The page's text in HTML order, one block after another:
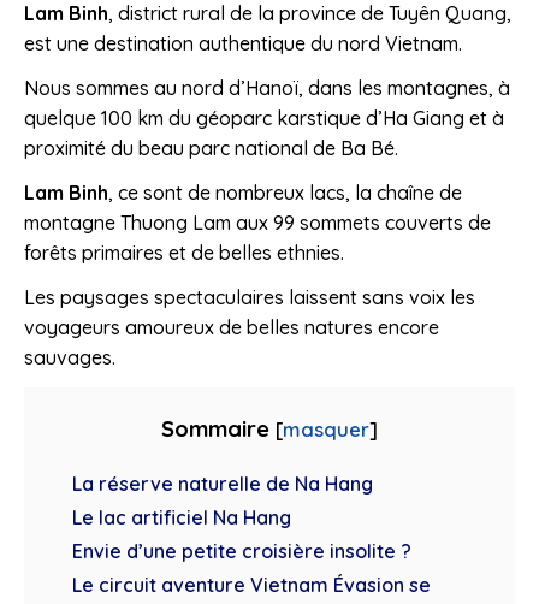
Lam Binh, district rural de la province de Tuyên Quang,
est une destination authentique du nord Vietnam.
Nous sommes au nord d’Hanoï, dans les montagnes, à
quelque 100 km du géoparc karstique d’Ha Giang et à
proximité du beau parc national de Ba Bé.
Lam Binh, ce sont de nombreux lacs, la chaîne de
montagne Thuong Lam aux 99 sommets couverts de
forêts primaires et de belles ethnies.
Les paysages spectaculaires laissent sans voix les
voyageurs amoureux de belles natures encore
sauvages.
Sommaire [masquer]
La réserve naturelle de Na Hang
Le lac artificiel Na Hang
Envie d’une petite croisière insolite ?
Le circuit aventure Vietnam Évasion se